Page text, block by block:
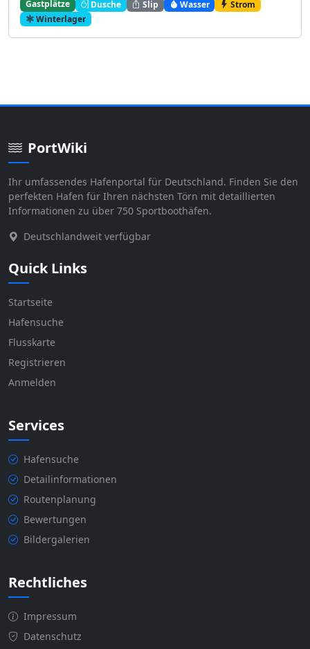
Gastplätze Dusche Slip Wasser
Strom
Winterlager
PortWiki
Ihr umfassendes Hafenportal für Deutschland. Finden Sie den
perfekten Hafen für Ihren nächsten Törn mit detaillierten
Informationen zu über 750 Sportboothäfen.
Deutschlandweit verfügbar
Quick Links
Startseite
Hafensuche
Flusskarte
Registrieren
Anmelden
Services
Hafensuche
Detailinformationen
Routenplanung
Bewertungen
Bildergalerien
Rechtliches
Impressum
Datenschutz